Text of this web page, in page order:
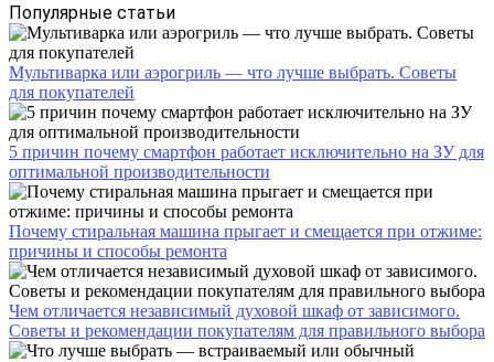
Популярные статьи
Мультиварка или аэрогриль — что лучше выбрать. Советы
для покупателей
5 причин почему смартфон работает исключительно на ЗУ для
оптимальной производительности
Почему стиральная машина прыгает и смещается при отжиме:
причины и способы ремонта
Чем отличается независимый духовой шкаф от зависимого.
Советы и рекомендации покупателям для правильного выбора